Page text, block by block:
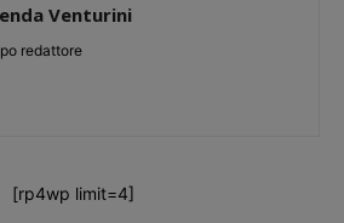
Venturini
redattore
[rp4wp limit=4]